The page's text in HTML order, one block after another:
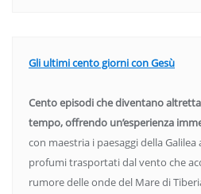
Gli ultimi cento giorni con Gesù
Cento episodi che diventano
tempo, offrendo un’esperienza
con maestria i paesaggi della
profumi trasportati dal vento che
rumore delle onde del Mare di